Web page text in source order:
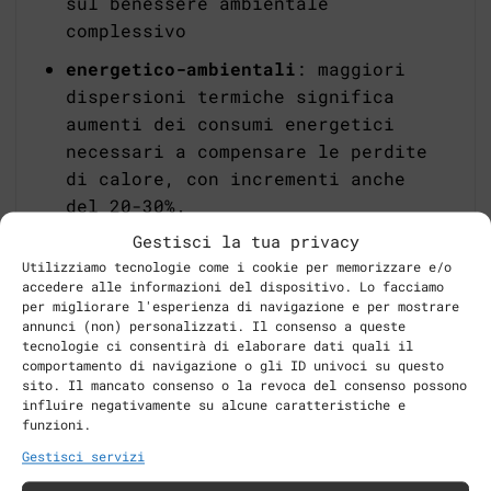
Gestisci la tua privacy
Utilizziamo tecnologie come i cookie per memorizzare e/o
accedere alle informazioni del dispositivo. Lo facciamo
per migliorare l'esperienza di navigazione e per mostrare
annunci (non) personalizzati. Il consenso a queste
tecnologie ci consentirà di elaborare dati quali il
comportamento di navigazione o gli ID univoci su questo
sito. Il mancato consenso o la revoca del consenso possono
influire negativamente su alcune caratteristiche e
funzioni.
Gestisci servizi
complessivo
energetico-ambientali : maggiori
dispersioni termiche significa
aumenti dei consumi energetici
necessari a compensare le perdite
di calore, con incrementi anche
del 20-30%.
Ponti termici: le soluzioni
Il fenomeno dei ponti termici
all’interno degli edifici deve essere
analizzato e corretto. La miglior
soluzione in questo caso, per evitare
la formazione di un ponte termico è
lavorare già in fase di progettazione
al fine di individuare gli interventi
costruttivi più efficaci per creare